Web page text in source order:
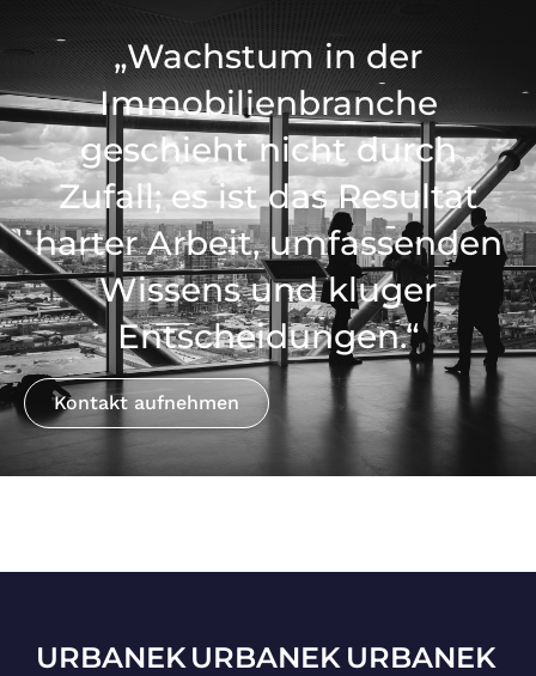
„Wachstum in der
Immobilienbranche
geschieht nicht durch
Zufall; es ist das Resultat
harter Arbeit, umfassenden
Wissens und kluger
Entscheidungen.“
Kontakt aufnehmen
URBANEK URBANEK URBANEK